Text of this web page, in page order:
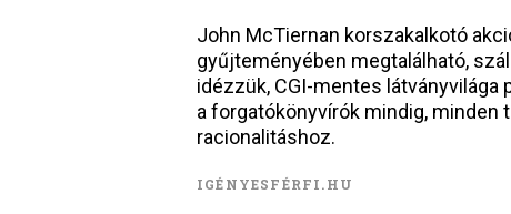
John McTiernan korszakalkotó
gyűjteményében megtalálható,
idézzük, CGI-mentes
a forgatókönyvírók mindig, minden
racionalitáshoz.
IGÉNYESFÉRFI.HU